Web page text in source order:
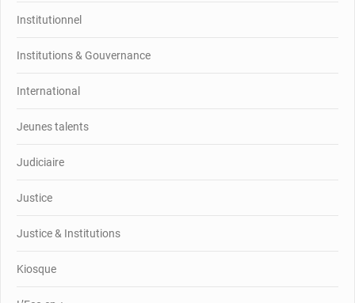
Institutionnel
Institutions & Gouvernance
International
Jeunes talents
Judiciaire
Justice
Justice & Institutions
Kiosque